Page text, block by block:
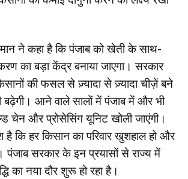
ने कहा है कि पंजाब को खेती के साथ-
का बड़ा केंद्र बनाया जाएगा। सरकार
की फसल से ज़्यादा से ज़्यादा चीज़ें बने
आने वाले सालों में पंजाब में और भी
चेन और प्रोसेसिंग यूनिट खोली जाएंगी।
है कि हर किसान का परिवार खुशहाल हो और
पंजाब सरकार के इन प्रयासों से राज्य में
का नया दौर शुरू हो रहा है।